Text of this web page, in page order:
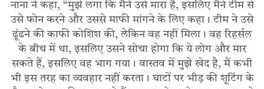
नाना ने कहा, “मुझे लगा कि मैंने उसे मारा है, इसलिए मैंने टीम से
उसे फोन करने और उससे माफी मांगने के लिए कहा। टीम ने उसे
ढूंढने की काफी कोशिश की, लेकिन वह नहीं मिला। वह रिहर्सल
के बीच में था, इसलिए उसने सोचा होगा कि ये लोग और मार
सकते हैं, इसलिए वह भाग गया। वास्तव में मुझे खेद है, मैं कभी
भी इस तरह का व्यवहार नहीं करता। घाटों पर भीड़ की शूटिंग के